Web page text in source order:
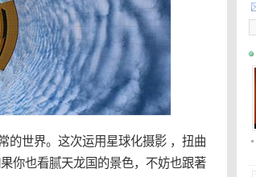
的世界。这次运用星球化摄影 ， 扭曲
你也看腻天龙国的景色，不妨也跟著